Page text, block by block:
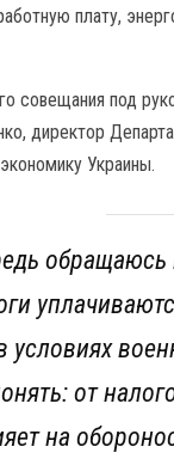
плату,
совещания под
директор
Украины.
обращаюсь
условиях
от
на